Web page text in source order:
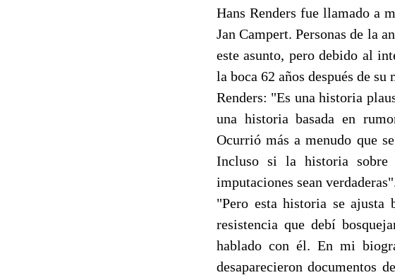
Hans Renders fue llamado a
Jan Campert. Personas de la
este asunto, pero debido al
la boca 62 años después de su
Renders: "Es una historia
una historia basada en
Ocurrió más a menudo que
Incluso si la historia sobre
imputaciones sean
"Pero esta historia se
resistencia que debí
hablado con él. En mi
desaparecieron documentos